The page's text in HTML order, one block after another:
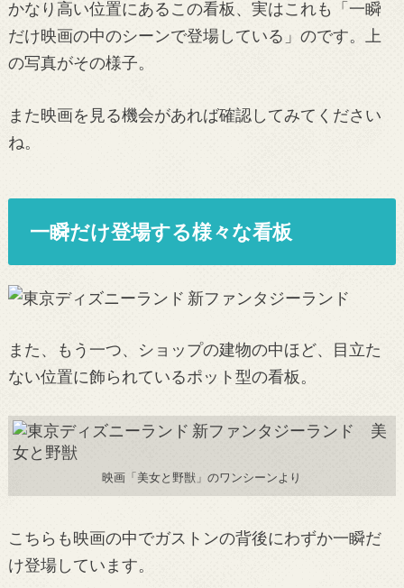
かなり高い位置にあるこの看板、実はこれも「一瞬
だけ映画の中のシーンで登場している」のです。上
の写真がその様子。
また映画を見る機会があれば確認してみてください
ね。
一瞬だけ登場する様々な看板
また、もう一つ、ショップの建物の中ほど、目立た
ない位置に飾られているポット型の看板。
映画「美女と野獣」のワンシーンより
こちらも映画の中でガストンの背後にわずか一瞬だ
け登場しています。